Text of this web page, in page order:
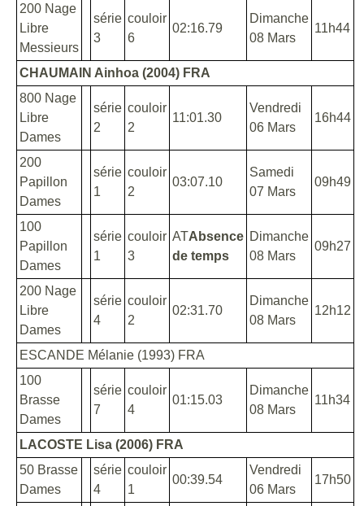
200 Nage
Libre
Messieurs
série
3
couloir
6
02:16.79
Dimanche
08 Mars
11h44
CHAUMAIN Ainhoa (2004) FRA
800 Nage
Libre
Dames
série
2
couloir
2
11:01.30
Vendredi
06 Mars
16h44
200
Papillon
Dames
série
1
couloir
2
03:07.10
Samedi
07 Mars
09h49
100
Papillon
Dames
série
1
couloir
3
ATAbsence
de temps
Dimanche
08 Mars
09h27
200 Nage
Libre
Dames
série
4
couloir
2
02:31.70
Dimanche
08 Mars
12h12
ESCANDE Mélanie (1993) FRA
100
Brasse
Dames
série
7
couloir
4
01:15.03
Dimanche
08 Mars
11h34
LACOSTE Lisa (2006) FRA
50 Brasse
Dames
série
4
couloir
1
00:39.54
Vendredi
06 Mars
17h50